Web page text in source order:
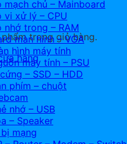
trong giỏ hàng.
hàng
mạch chủ – Mainboard
vi xử lý – CPU
nhớ trong – RAM
màn hình – VGA
hình máy tính
máy tính – PSU
– SSD – HDD
phím – chuột
nhớ – USB
– Speaker
mạng